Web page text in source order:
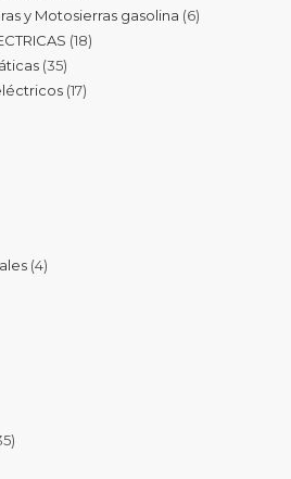
y Motosierras gasolina 6
18
35
17
4